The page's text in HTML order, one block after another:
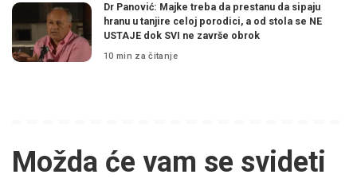
Dr Panović: Majke treba da prestanu da sipaju
hranu u tanjire celoj porodici, a od stola se NE
USTAJE dok SVI ne završe obrok
10 min za čitanje
Možda će vam se svideti